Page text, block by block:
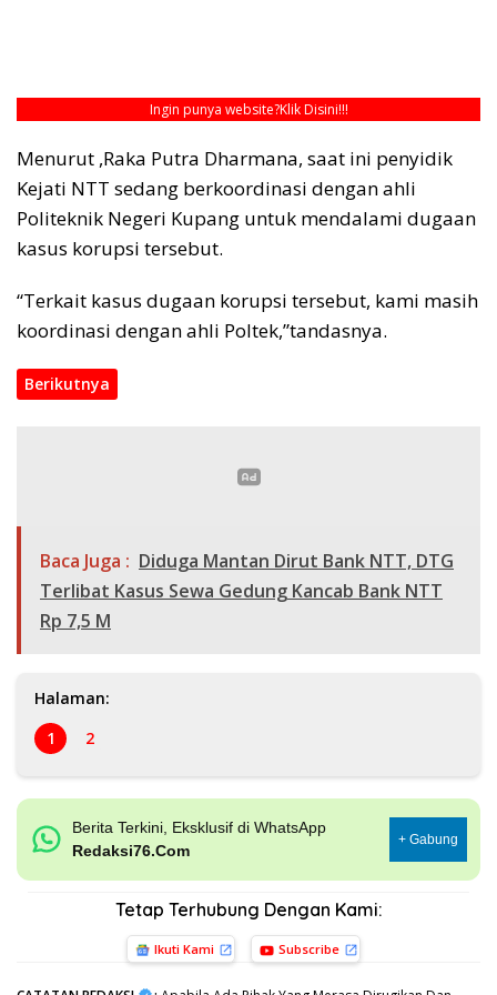
Ingin punya website?Klik Disini!!!
Menurut ,Raka Putra Dharmana, saat ini penyidik
Kejati NTT sedang berkoordinasi dengan ahli
Politeknik Negeri Kupang untuk mendalami dugaan
kasus korupsi tersebut.
“Terkait kasus dugaan korupsi tersebut, kami masih
koordinasi dengan ahli Poltek,”tandasnya.
Berikutnya
Baca Juga : Diduga Mantan Dirut Bank NTT, DTG
Terlibat Kasus Sewa Gedung Kancab Bank NTT
Rp 7,5 M
Halaman:
1
2
Berita Terkini, Eksklusif di WhatsApp
Redaksi76.Com
+ Gabung
Tetap Terhubung Dengan Kami:
Ikuti Kami Subscribe